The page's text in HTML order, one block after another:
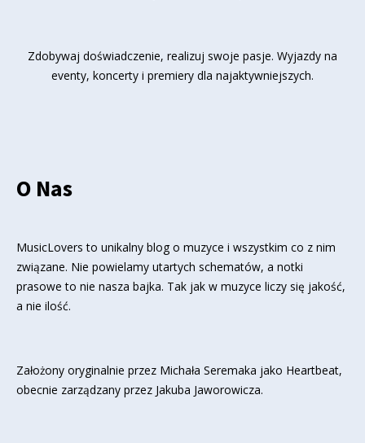
Zdobywaj doświadczenie, realizuj swoje pasje. Wyjazdy na
eventy, koncerty i premiery dla najaktywniejszych.
O Nas
MusicLovers to unikalny blog o muzyce i wszystkim co z nim
związane. Nie powielamy utartych schematów, a notki
prasowe to nie nasza bajka. Tak jak w muzyce liczy się jakość,
a nie ilość.
Założony oryginalnie przez Michała Seremaka jako Heartbeat,
obecnie zarządzany przez Jakuba Jaworowicza.